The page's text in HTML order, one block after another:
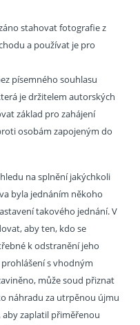
stahovat fotografie z
a používat je pro
písemného souhlasu
je držitelem autorských
základ pro zahájení
osobám zapojeným do
na splnění jakýchkoli
byla jednáním někoho
takového jednání. V
aby ten, kdo se
k odstranění jeho
s vhodným
může soud přiznat
náhradu za utrpěnou újmu
zaplatil přiměřenou